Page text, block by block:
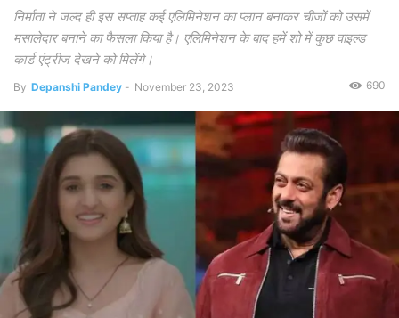
निर्माता ने जल्द ही इस सप्ताह कई एलिमिनेशन का प्लान बनाकर चीजों को उसमें
मसालेदार बनाने का फैसला किया है। एलिमिनेशन के बाद हमें शो में कुछ वाइल्ड
कार्ड एंट्रीज देखने को मिलेंगे।
By Depanshi Pandey - November 23, 2023 690